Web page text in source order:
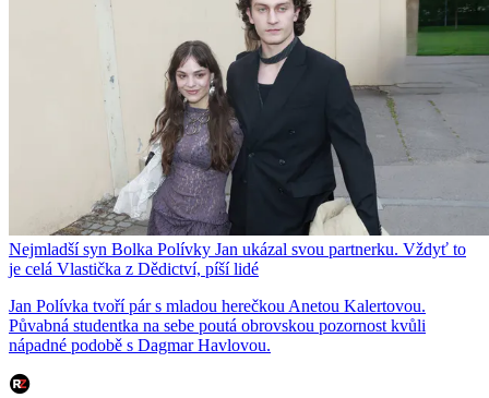
Nejmladší syn Bolka Polívky Jan ukázal svou partnerku. Vždyť to
je celá Vlastička z Dědictví, píší lidé
Jan Polívka tvoří pár s mladou herečkou Anetou Kalertovou.
Půvabná studentka na sebe poutá obrovskou pozornost kvůli
nápadné podobě s Dagmar Havlovou.